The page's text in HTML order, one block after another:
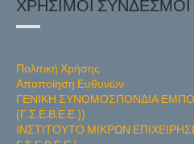
ΧΡΉΣΙΜΟΙ ΣΎΝΔΕΣΜΟΙ
Πολιτική Χρήσης
Αποποίηση Ευθυνών
ΓΕΝΙΚΗ ΣΥΝΟΜΟΣΠΟΝΔΙΑ
(Γ.Σ.Ε.Β.Ε.Ε.))
ΙΝΣΤΙΤΟΥΤΟ ΜΙΚΡΩΝ